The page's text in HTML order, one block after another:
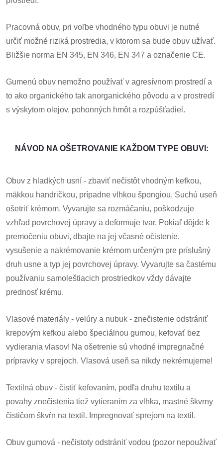
Pracovná obuv, pri voľbe vhodného typu obuvi je nutné
určiť možné riziká prostredia, v ktorom sa bude obuv užívať.
Bližšie norma EN 345, EN 346, EN 347 a označenie CE.
Gumenú obuv nemožno používať v agresívnom prostredí a
to ako organického tak anorganického pôvodu a v prostredí
s výskytom olejov, pohonných hmôt a rozpúšťadiel.
NÁVOD NA OŠETROVANIE KAŽDOM TYPE OBUVI:
Obuv z hladkých usní - zbaviť nečistôt vhodným kefkou,
mäkkou handričkou, prípadne vlhkou špongiou. Suchú useň
ošetriť krémom. Vyvarujte sa rozmáčaniu, poškodzuje
vzhľad povrchovej úpravy a deformuje tvar. Pokiaľ dôjde k
premočeniu obuvi, dbajte na jej včasné očistenie,
vysušenie a nakrémovanie krémom určeným pre príslušný
druh usne a typ jej povrchovej úpravy. Vyvarujte sa častému
používaniu samoleštiacich prostriedkov vždy dávajte
prednosť krému.
Vlasové materiály - velúry a nubuk - znečistenie odstrániť
krepovým kefkou alebo špeciálnou gumou, kefovať bez
vydierania vlasov! Na ošetrenie sú vhodné impregnačné
prípravky v sprejoch. Vlasová useň sa nikdy nekrémujeme!
Textilná obuv - čistiť kefovaním, podľa druhu textilu a
povahy znečistenia tiež vytieraním za vlhka, mastné škvrny
čističom škvŕn na textil. Impregnovať sprejom na textil.
Obuv gumová - nečistoty odstrániť vodou (pozor nepoužívať